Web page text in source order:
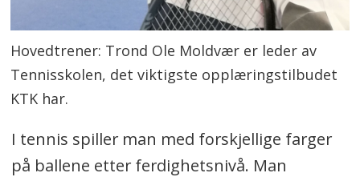
Hovedtrener: Trond Ole Moldvær er leder av
Tennisskolen, det viktigste opplæringstilbudet
KTK har.
I tennis spiller man med forskjellige farger
på ballene etter ferdighetsnivå. Man